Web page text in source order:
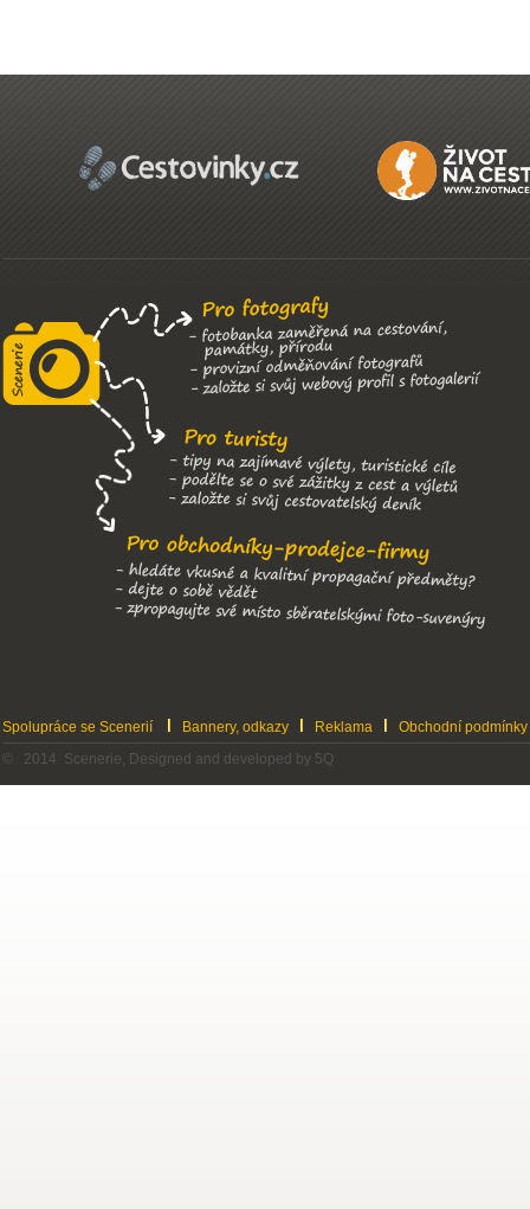
Spolupráce se Scenerií Bannery, odkazy Reklama
Obchodní podmínky
© 2014 Scenerie, Designed and developed by 5Q